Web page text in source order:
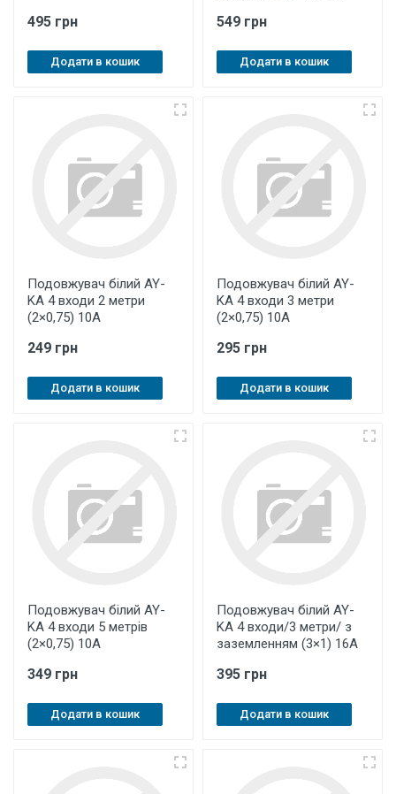
495 грн
Додати в кошик
549 грн
Додати в кошик
Подовжувач білий AY-
KA 4 входи 2 метри
(2×0,75) 10А
249 грн
Додати в кошик
Подовжувач білий AY-
KA 4 входи 3 метри
(2×0,75) 10А
295 грн
Додати в кошик
Подовжувач білий AY-
KA 4 входи 5 метрів
(2×0,75) 10А
349 грн
Додати в кошик
Подовжувач білий AY-
KA 4 входи/3 метри/ з
заземленням (3×1) 16А
395 грн
Додати в кошик